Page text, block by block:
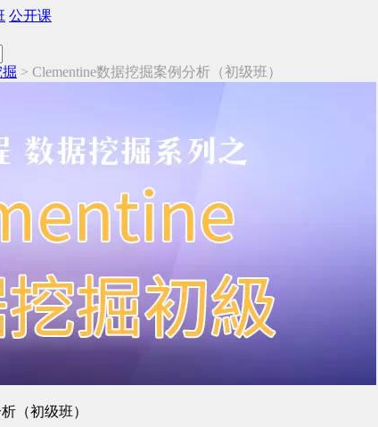
公开课
> Clementine数据挖掘案例分析（初级班）
（初级班）